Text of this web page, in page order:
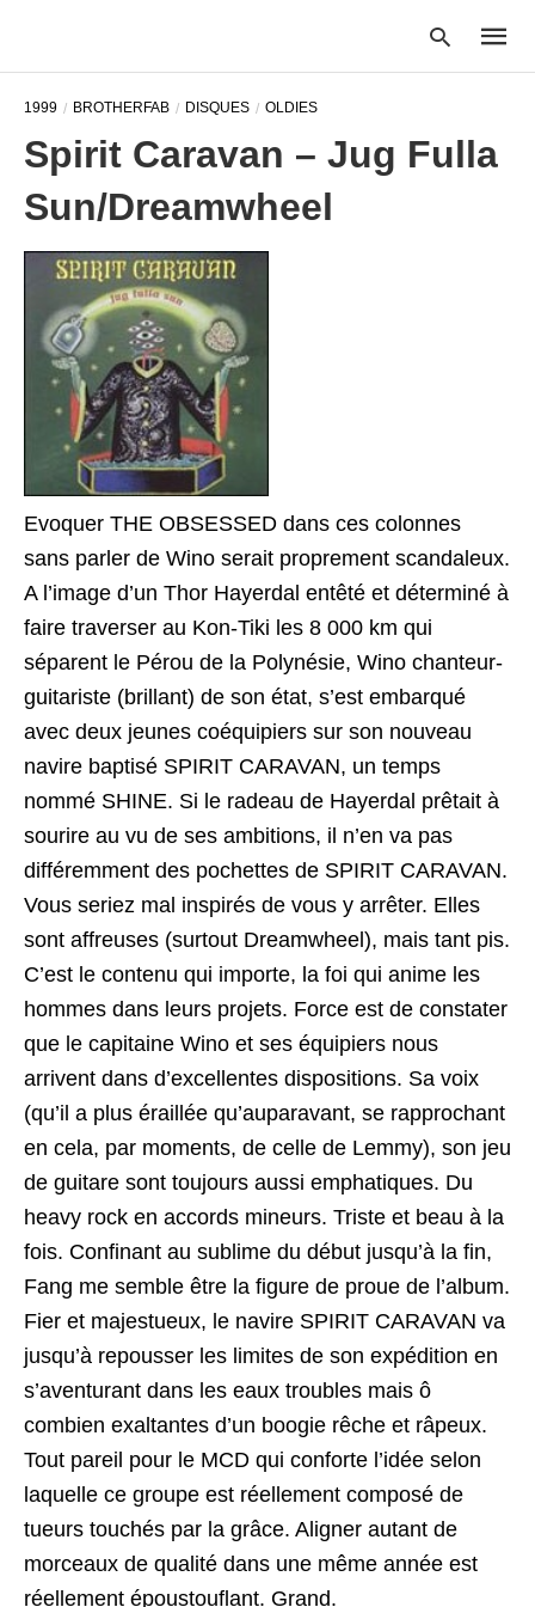
1999 BROTHERFAB DISQUES OLDIES
Spirit Caravan – Jug Fulla
Sun/Dreamwheel
Evoquer THE OBSESSED dans ces colonnes
sans parler de Wino serait proprement scandaleux.
A l’image d’un Thor Hayerdal entêté et déterminé à
faire traverser au Kon-Tiki les 8 000 km qui
séparent le Pérou de la Polynésie, Wino chanteur-
guitariste (brillant) de son état, s’est embarqué
avec deux jeunes coéquipiers sur son nouveau
navire baptisé SPIRIT CARAVAN, un temps
nommé SHINE. Si le radeau de Hayerdal prêtait à
sourire au vu de ses ambitions, il n’en va pas
différemment des pochettes de SPIRIT CARAVAN.
Vous seriez mal inspirés de vous y arrêter. Elles
sont affreuses (surtout Dreamwheel), mais tant pis.
C’est le contenu qui importe, la foi qui anime les
hommes dans leurs projets. Force est de constater
que le capitaine Wino et ses équipiers nous
arrivent dans d’excellentes dispositions. Sa voix
(qu’il a plus éraillée qu’auparavant, se rapprochant
en cela, par moments, de celle de Lemmy), son jeu
de guitare sont toujours aussi emphatiques. Du
heavy rock en accords mineurs. Triste et beau à la
fois. Confinant au sublime du début jusqu’à la fin,
Fang me semble être la figure de proue de l’album.
Fier et majestueux, le navire SPIRIT CARAVAN va
jusqu’à repousser les limites de son expédition en
s’aventurant dans les eaux troubles mais ô
combien exaltantes d’un boogie rêche et râpeux.
Tout pareil pour le MCD qui conforte l’idée selon
laquelle ce groupe est réellement composé de
tueurs touchés par la grâce. Aligner autant de
morceaux de qualité dans une même année est
réellement époustouflant. Grand.